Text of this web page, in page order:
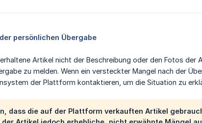
persönlichen Übergabe
Artikel nicht der Beschreibung oder den Fotos
zu melden. Wenn ein versteckter Mangel nach der
der Plattform kontaktieren, um die Situation zu
dass die auf der Plattform verkauften Artikel